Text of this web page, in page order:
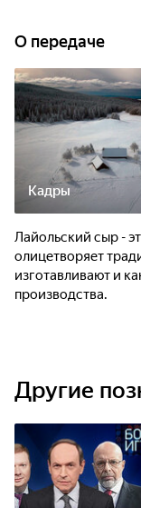
О передаче
Кадры
Лайольский сыр -
олицетворяет
изготавливают и
производства.
Другие